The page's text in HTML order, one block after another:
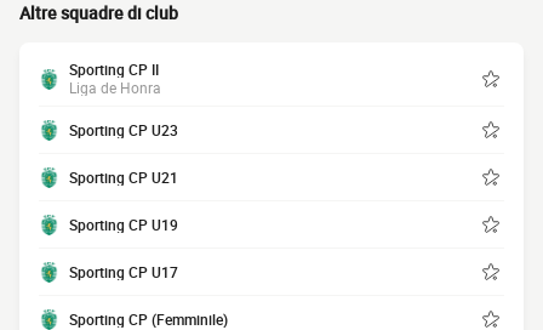
Altre squadre di club
Sporting CP II
Liga de Honra
Sporting CP U23
Sporting CP U21
Sporting CP U19
Sporting CP U17
Sporting CP (Femminile)